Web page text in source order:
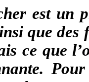
est un
que
ce que